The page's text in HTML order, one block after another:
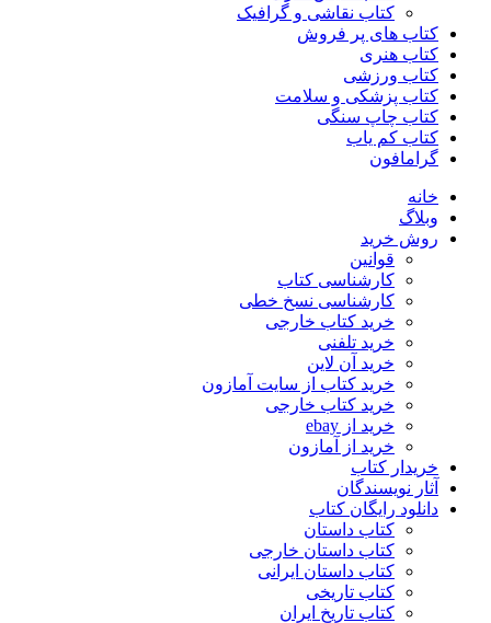
کتاب نقاشی و گرافیک
کتاب های پر فروش
کتاب هنری
کتاب ورزشی
کتاب پزشکی و سلامت
کتاب چاپ سنگی
کتاب کم یاب
گرامافون
خانه
وبلاگ
روش خرید
قوانین
کارشناسی کتاب
کارشناسی نسخ خطی
خرید کتاب خارجی
خرید تلفنی
خرید آن لاین
خرید کتاب از سایت آمازون
خرید کتاب خارجی
خرید از ebay
خرید از آمازون
خریدار کتاب
آثار نویسندگان
دانلود رایگان کتاب
کتاب داستان
کتاب داستان خارجی
کتاب داستان ایرانی
کتاب تاریخی
کتاب تاریخ ایران